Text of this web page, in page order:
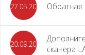
27.05.2026 Обратная
20.09.2025
сканера